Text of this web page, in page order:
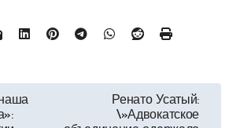
Ренато Усатый:
\»Адвокатское